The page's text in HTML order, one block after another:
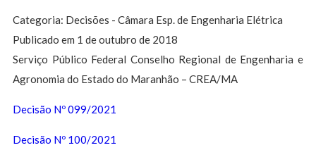
Categoria: Decisões - Câmara Esp. de Engenharia Elétrica
Publicado em 1 de outubro de 2018
Serviço Público Federal Conselho Regional de Engenharia e
Agronomia do Estado do Maranhão – CREA/MA
Decisão Nº 099/2021
Decisão Nº 100/2021